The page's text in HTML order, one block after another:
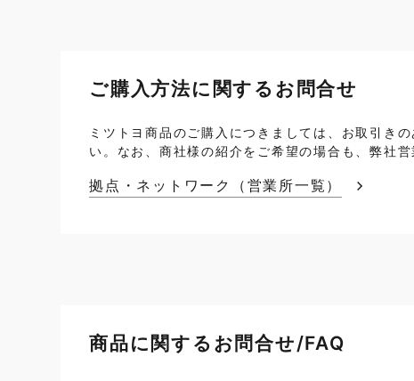
ご購入方法に関するお問合せ
ミツトヨ商品のご購入につきましては、お取引き
い。なお、商社様の紹介をご希望の場合も、弊社
拠点・ネットワーク（営業所一覧）
商品に関するお問合せ/FAQ